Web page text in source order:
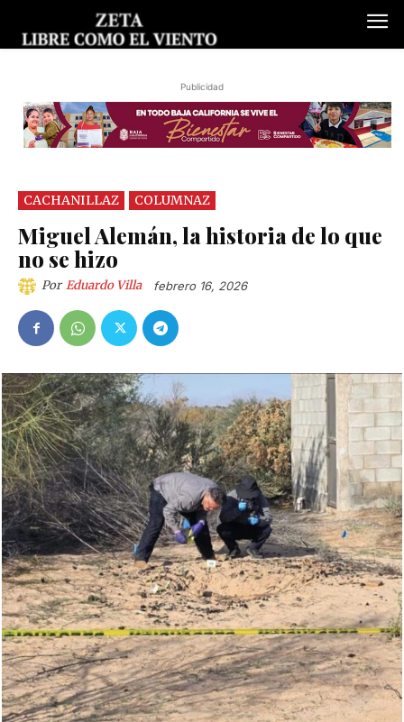
Publicidad
CACHANILLAZ COLUMNAZ
Miguel Alemán, la historia de lo que
no se hizo
Por Eduardo Villa febrero 16, 2026